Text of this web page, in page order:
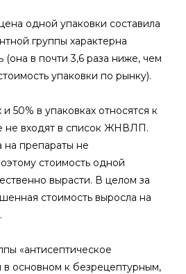
одной упаковки составила
группы характерна
(она в почти 3,6 раза ниже, чем
упаковки по рынку).
50% в упаковках относятся к
не входят в список ЖНВЛП.
на препараты не
стоимость одной
вырасти. В целом за
стоимость выросла на
«антисептическое
в основном к безрецептурным,